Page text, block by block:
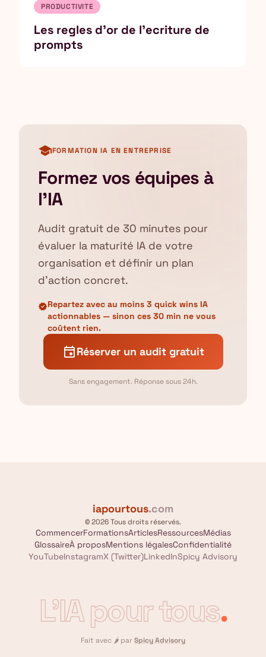
PRODUCTIVITE
Les regles d'or de l'ecriture de
prompts
schoolFORMATION IA EN ENTREPRISE
Formez vos équipes à
l'IA
Audit gratuit de 30 minutes pour
évaluer la maturité IA de votre
organisation et définir un plan
d'action concret.
verifiedRepartez avec au moins 3 quick wins IA
actionnables — sinon ces 30 min ne vous
coûtent rien.
eventRéserver un audit gratuit
Sans engagement. Réponse sous 24h.
iapourtous.com
© 2026 Tous droits réservés.
CommencerFormationsArticlesRessourcesMédias
GlossaireÀ proposMentions légalesConfidentialité
YouTubeInstagramX (Twitter)LinkedInSpicy Advisory
L'IA pour tous.
Fait avec 🌶️ par Spicy Advisory